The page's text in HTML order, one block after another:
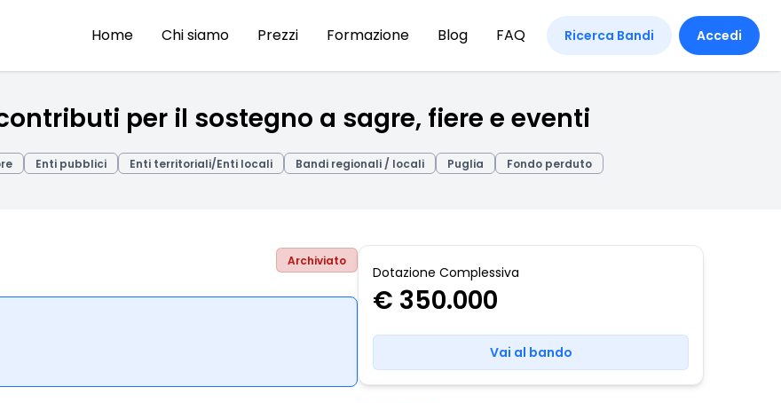
Home Chi siamo Prezzi Formazione Blog FAQ Ricerca Bandi Accedi
per il sostegno a sagre, fiere e eventi
Enti pubblici Enti territoriali/Enti locali Bandi regionali / locali Puglia Fondo perduto
Archiviato
Dotazione Complessiva
€ 350.000
Vai al bando